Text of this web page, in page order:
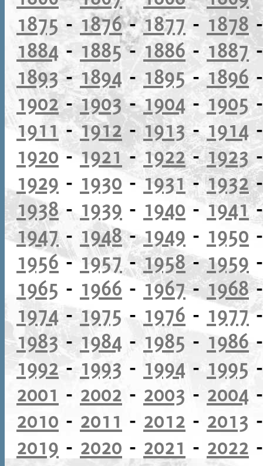
1875 - 1876-1877 - 1878
1884 - 1885-1886- 1887
1893-1894 - 1895-1896
1902-1903-1904-1905
1911 -1912-1913-1914
1920 -1921- 1922-1923
1929 - 1930 -1931-1932
1938- 1939 - 1940 - 1941
1947- 1948-1949 - 1950
1956- 1957-1958-1959
1965 - 1966 - 1967-1968
1974 -1975 - 1976 - 1977
1983- 1984 - 1985 - 1986
1992 - 1993 - 1994 - 1995
2001 - 2002 - 2003 - 2004
2010 - 2011 - 2012 - 2013
2019 - 2020 - 2021 - 2022